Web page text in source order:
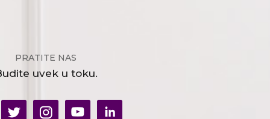
PRATITE NAS
uvek u toku.